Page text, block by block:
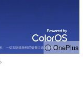
ⓘ OnePlus